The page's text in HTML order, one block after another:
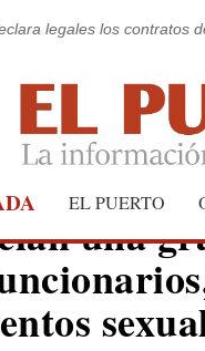
legales los contratos
EL PUERTO
una